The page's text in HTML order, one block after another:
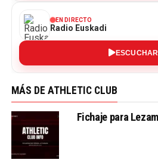
EN DIRECTO
Radio Euskadi
ESCUCHAR
MÁS DE ATHLETIC CLUB
Fichaje para